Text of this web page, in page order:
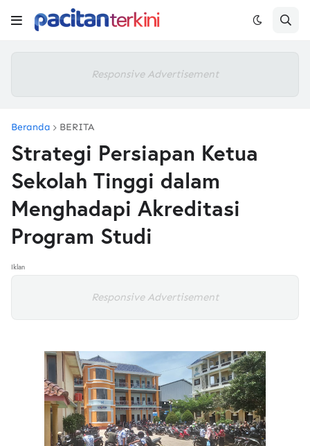
Responsive Advertisement
Beranda BERITA
Strategi Persiapan Ketua
Sekolah Tinggi dalam
Menghadapi Akreditasi
Program Studi
Iklan
Responsive Advertisement